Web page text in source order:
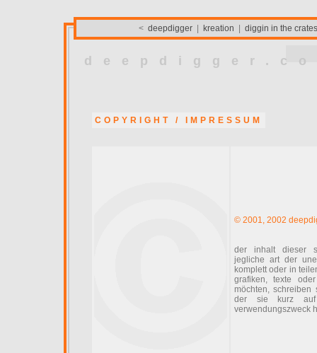
< deepdigger kreation diggin in the crates
COPYRIGHT / IMPRESSUM
© 2001, 2002
der inhalt dieser
jegliche art der
komplett oder in
grafiken, texte
möchten,
der sie kurz auf
verwendungszweck